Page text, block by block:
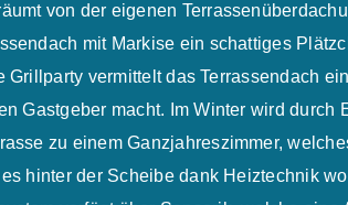
von der eigenen
mit Markise ein schattiges
Grillparty vermittelt das Terrassendach
Gastgeber macht. Im Winter wird durch
zu einem Ganzjahreszimmer,
hinter der Scheibe dank Heiztechnik